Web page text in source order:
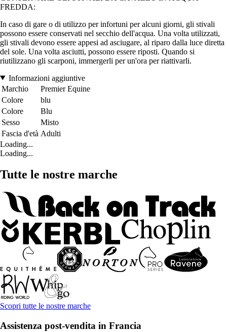
FREDDA:
In caso di gare o di utilizzo per infortuni per alcuni giorni, gli stivali
possono essere conservati nel secchio dell'acqua. Una volta utilizzati,
gli stivali devono essere appesi ad asciugare, al riparo dalla luce diretta
del sole. Una volta asciutti, possono essere riposti. Quando si
riutilizzano gli scarponi, immergerli per un'ora per riattivarli.
Informazioni aggiuntive
Marchio
Premier Equine
Colore
blu
Colore
Blu
Sesso
Misto
Fascia d'età Adulti
Loading...
Loading...
Tutte le nostre marche
Scopri tutte le nostre marche
Assistenza post-vendita in Francia